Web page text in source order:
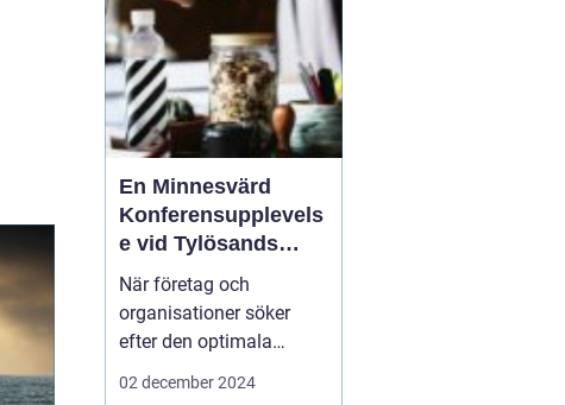
En Minnesvärd
Konferensupplevels
e vid Tylösands
Kust
När företag och
organisationer söker
efter den optimala
platsen för sin nästa
02 december 2024